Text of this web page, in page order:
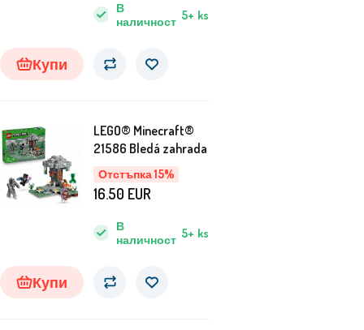
В
наличност 5+ ks
Купи
Отстъпка 15%
LEGO® Minecraft®
21586 Bledá zahrada
В
наличност 5+ ks
16.50 EUR
Купи